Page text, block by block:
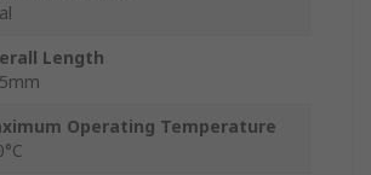
Length
Operating Temperature